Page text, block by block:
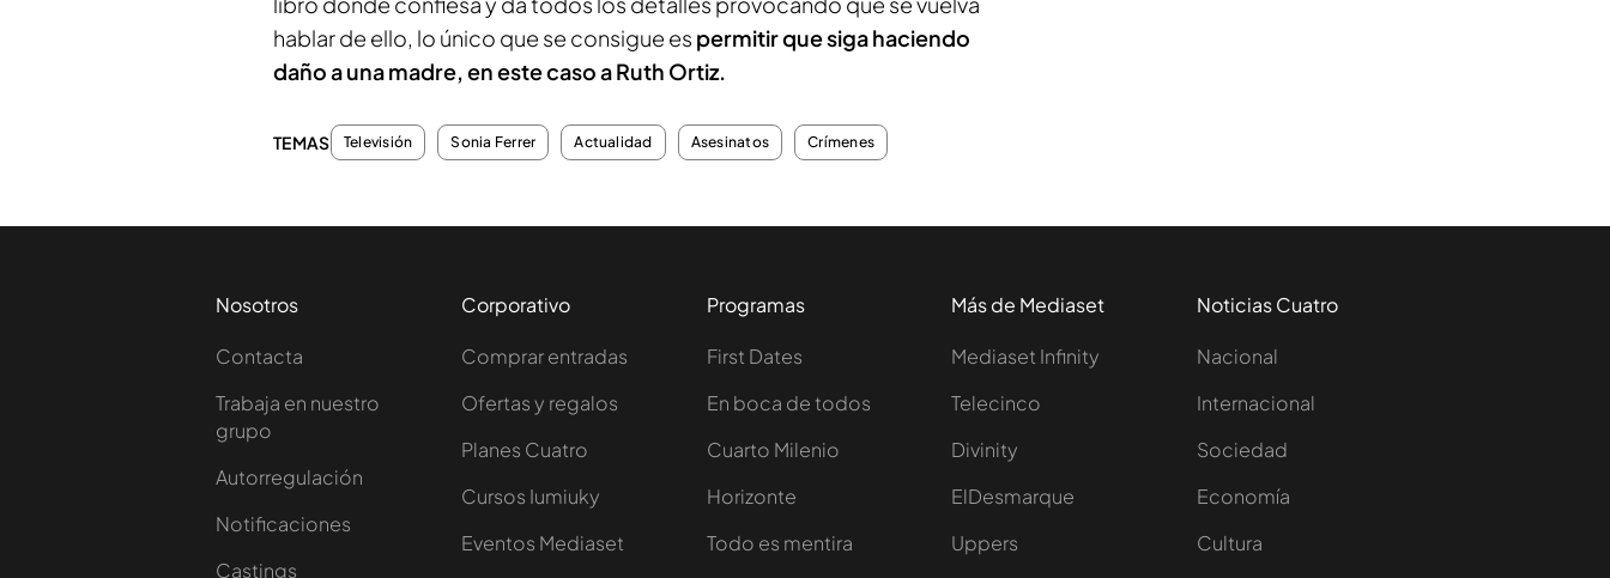
hablar de ello, lo único que se consigue es permitir que siga haciendo
daño a una madre, en este caso a Ruth Ortiz.
TEMAS Televisión Sonia Ferrer Actualidad Asesinatos Crímenes
Nosotros
Contacta
Trabaja en nuestro
grupo
Autorregulación
Notificaciones
Castings
Corporativo
Comprar entradas
Ofertas y regalos
Planes Cuatro
Cursos Iumiuky
Eventos Mediaset
Programas
First Dates
En boca de todos
Cuarto Milenio
Horizonte
Todo es mentira
Más de Mediaset
Mediaset Infinity
Telecinco
Divinity
ElDesmarque
Uppers
Noticias Cuatro
Nacional
Internacional
Sociedad
Economía
Cultura